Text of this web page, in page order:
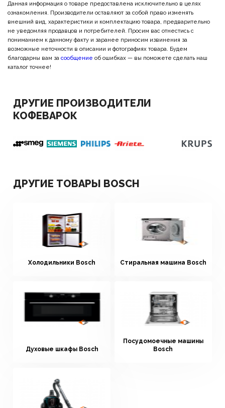
Данная информация о товаре предоставлена исключительно в целях
ознакомления. Производители оставляют за собой право изменять
внешний вид, характеристики и комплектацию товара, предварительно
не уведомляя продавцов и потребителей. Просим вас отнестись с
пониманием к данному факту и заранее приносим извинения за
возможные неточности в описании и фотографиях товара. Будем
благодарны вам за сообщение об ошибках — вы поможете сделать наш
каталог точнее!
ДРУГИЕ ПРОИЗВОДИТЕЛИ
КОФЕВАРОК
ДРУГИЕ ТОВАРЫ BOSCH
Холодильники Bosch Стиральная машина Bosch
Духовые шкафы Bosch
Посудомоечные машины
Bosch